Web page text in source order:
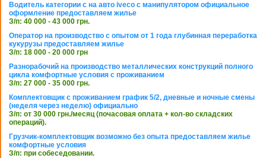
Водитель категории с на авто iveco с манипулятором официальное
оформление предоставляем жилье
З/п: 40 000 - 43 000 грн.
Оператор на производство с опытом от 1 года глубинная переработка
кукурузы предоставляем жилье
З/п: 18 000 - 20 000 грн
Разнорабочий на производство металлических конструкций полного
цикла комфортные условия с проживанием
З/п: 27 000 - 35 000 грн.
Комплектовщик с проживанием график 5/2, дневные и ночные смены
(неделя через неделю) официально
З/п: от 30 000 грн./месяц (почасовая оплата + кол-во складских
операций).
Грузчик-комплектовщик возможно без опыта предоставляем жилье
комфортные условия
З/п: при собеседовании.